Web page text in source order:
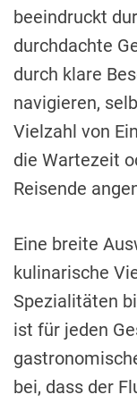
beeindruckt
durchdachte
durch klare
navigieren,
Vielzahl von
die Wartezeit
Reisende
Eine breite
kulinarische
Spezialitäten
ist für jeden
bei, dass der